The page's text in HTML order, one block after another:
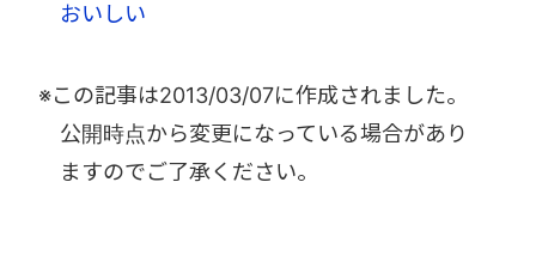
おいしい
※この記事は2013/03/07に作成されました。
公開時点から変更になっている場合があり
ますのでご了承ください。